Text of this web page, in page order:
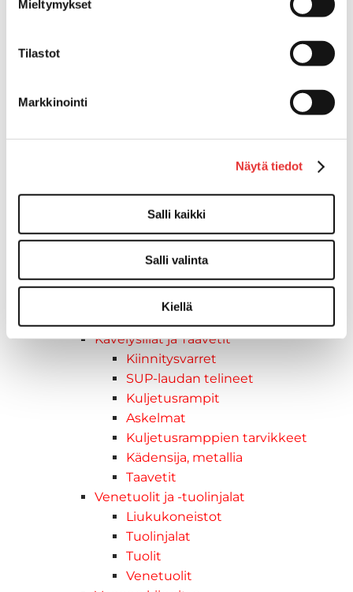
Mieltymykset
Tilastot
Markkinointi
Näytä tiedot
Salli kaikki
Salli valinta
Kiellä
Muut kiinnityshelat
Lepuuttajan kiinnike
Tuulilasin kiinnike
Reuna-, köli-, törmäyslistat ja kansikate
Törmäyslista
Kansikate
Reuna- ja ikkunalistat
Kävelysillat ja Taavetit
Kiinnitysvarret
SUP-laudan telineet
Kuljetusrampit
Askelmat
Kuljetusramppien tarvikkeet
Kädensija, metallia
Taavetit
Venetuolit ja -tuolinjalat
Liukukoneistot
Tuolinjalat
Tuolit
Venetuolit